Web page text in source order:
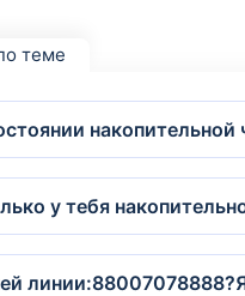
теме
у тебя